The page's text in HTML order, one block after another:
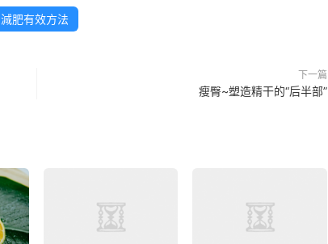
減肥有效方法
下一篇
瘦臀~塑造精干的“后半部”